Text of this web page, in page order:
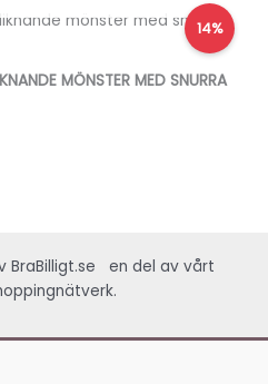
14%
MÖNSTER MED SNURRA
BraBilligt.se
en del av vårt